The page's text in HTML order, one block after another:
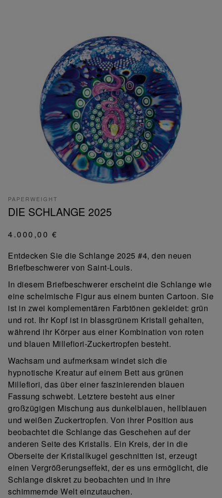
PAPERWEIGHT
DIE SCHLANGE 2025
4.000,00 €
Entdecken Sie die Schlange 2025 #4, den neuen
Briefbeschwerer von Saint-Louis.
In diesem Briefbeschwerer erscheint die Schlange wie
eine schelmische Figur aus einem bunten Cartoon. Sie
ist in zwei komplementären Farbtönen gekleidet: grün
und rot. Ihr Kopf ist in blassgrünem Kristall gehalten,
während ihr Körper aus einer Kombination von roten
und blauen Millefiori-Zuckertropfen besteht.
Wachsam und aufmerksam windet sich die
hypnotische Kreatur auf einem Bett aus grünen
Millefiori, das über einer faszinierenden blauen
Fassung schwebt. Letztere besteht aus einer
großzügigen Mischung aus dunkelblauen, hellblauen
und weißen Zuckertropfen. Von ihrer Position aus
beobachtet die Schlange das Geschehen auf der
anderen Seite des Kristalls. Ein Kreis, der in die
Oberseite der Kristallkugel geschnitten ist, erzeugt
einen Vergrößerungseffekt, der es uns ermöglicht, die
Schlange diskret zu beobachten und in ihre
schimmernde Welt einzutauchen.